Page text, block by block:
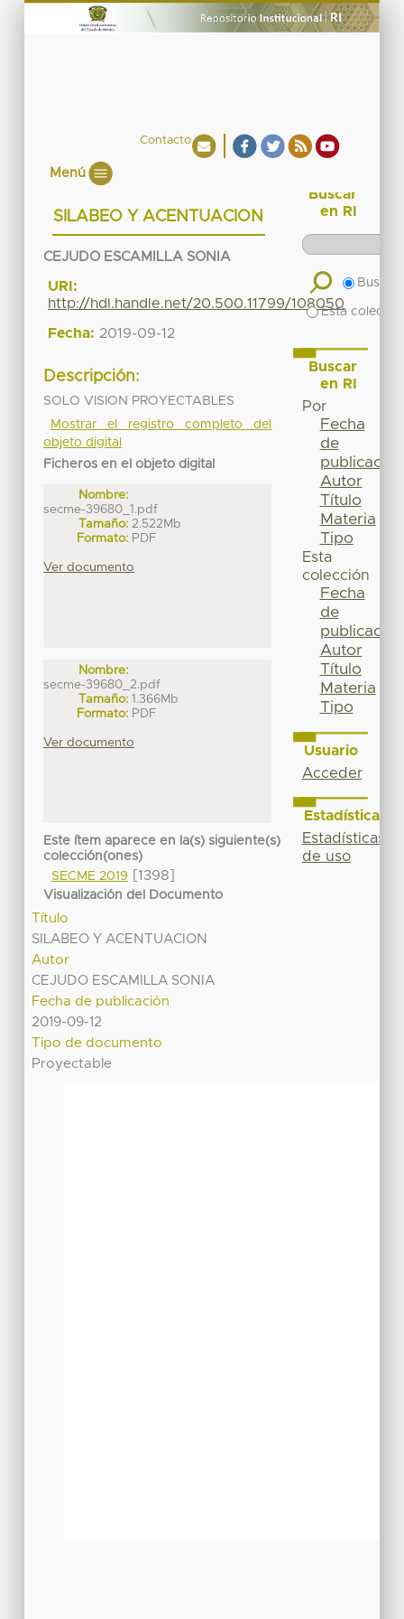
Contacto
Menú
SILABEO Y ACENTUACION
CEJUDO ESCAMILLA SONIA
URI:
http://hdl.handle.net/20.500.11799/108050
Fecha: 2019-09-12
Descripción:
SOLO VISION PROYECTABLES
Mostrar el registro completo del
objeto digital
Ficheros en el objeto digital
Nombre:
secme-39680_1.pdf
Tamaño: 2.522Mb
Formato: PDF
Ver documento
Nombre:
secme-39680_2.pdf
Tamaño: 1.366Mb
Formato: PDF
Ver documento
Este ítem aparece en la(s) siguiente(s)
colección(ones)
SECME 2019 [1398]
Visualización del Documento
Título
SILABEO Y ACENTUACION
Autor
CEJUDO ESCAMILLA SONIA
Fecha de publicación
2019-09-12
Tipo de documento
Proyectable
Buscar
en RI
Buscar
Esta
Buscar
en RI
Por
Fecha
de
publicación
Autor
Título
Materia
Tipo
Esta
colección
Fecha
de
publicación
Autor
Título
Materia
Tipo
Usuario
Acceder
Estadísticas
Estadísticas
de uso